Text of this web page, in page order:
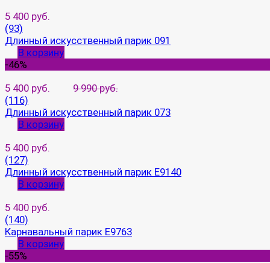
5 400 руб.
(93)
Длинный искусственный парик 091
В корзину
-46%
5 400 руб.
9 990 руб.
(116)
Длинный искусственный парик 073
В корзину
5 400 руб.
(127)
Длинный искусственный парик E9140
В корзину
5 400 руб.
(140)
Карнавальный парик E9763
В корзину
-55%